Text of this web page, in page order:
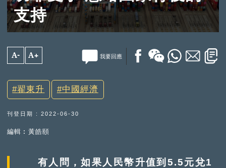
支持
A- A+ 我要回應
翟東升 中國經濟
刊登日期 : 2022-06-30
編輯︰黃皓頤
有人問，如果人民幣升值到5.5元兌1